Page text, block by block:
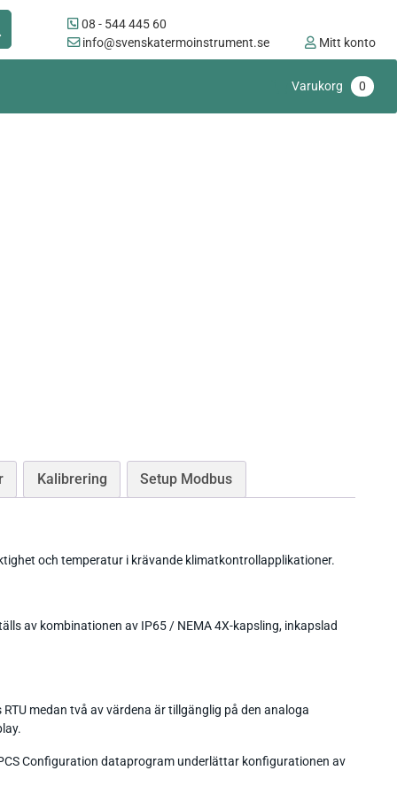
08 - 544 445 60
info@svenskatermoinstrument.se
Mitt konto
Varukorg 0
Kalibrering Setup Modbus
och temperatur i krävande klimatkontrollapplikationer.
av kombinationen av IP65 / NEMA 4X-kapsling, inkapslad
medan två av värdena är tillgänglig på den analoga
Configuration dataprogram underlättar konfigurationen av